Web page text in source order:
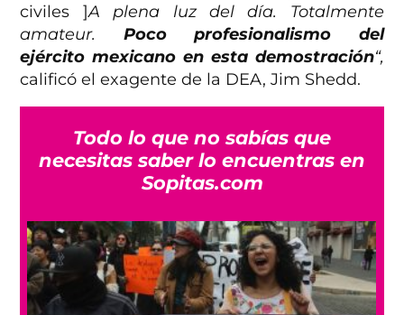
civiles ]A plena luz del día. Totalmente
amateur. Poco profesionalismo del
ejército mexicano en esta demostración“,
calificó el exagente de la DEA, Jim Shedd.
Todo lo que no sabías que
necesitas saber lo encuentras en
Sopitas.com